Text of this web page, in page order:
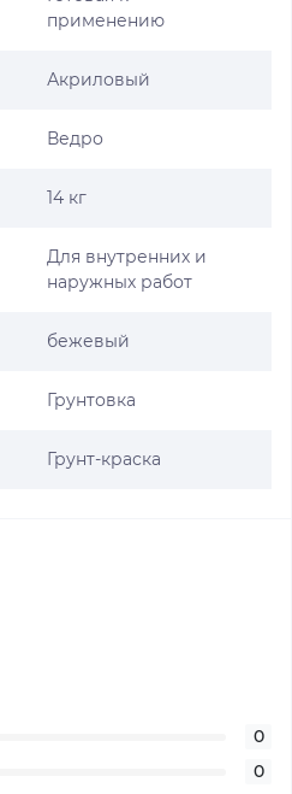
применению
Акриловый
Ведро
14 кг
Для внутренних и
наружных работ
бежевый
Грунтовка
Грунт-краска
0
0